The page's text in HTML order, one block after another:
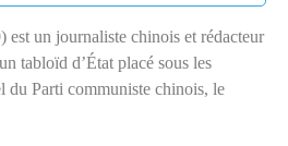
un journaliste chinois et rédacteur
tabloïd d’État placé sous les
du Parti communiste chinois, le